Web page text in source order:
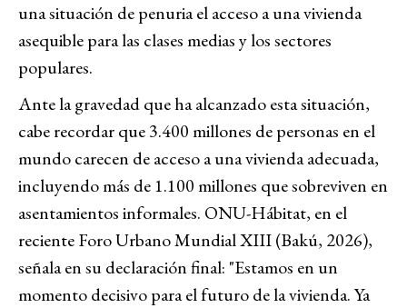
una situación de penuria el acceso a una vivienda
asequible para las clases medias y los sectores
populares.
Ante la gravedad que ha alcanzado esta situación,
cabe recordar que 3.400 millones de personas en el
mundo carecen de acceso a una vivienda adecuada,
incluyendo más de 1.100 millones que sobreviven en
asentamientos informales. ONU-Hábitat, en el
reciente Foro Urbano Mundial XIII (Bakú, 2026),
señala en su declaración final: "Estamos en un
momento decisivo para el futuro de la vivienda. Ya